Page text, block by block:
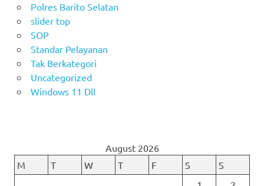
Polres Barito Selatan
slider top
SOP
Standar Pelayanan
Tak Berkategori
Uncategorized
Windows 11 Dll
August 2026
M
T W T F S
S